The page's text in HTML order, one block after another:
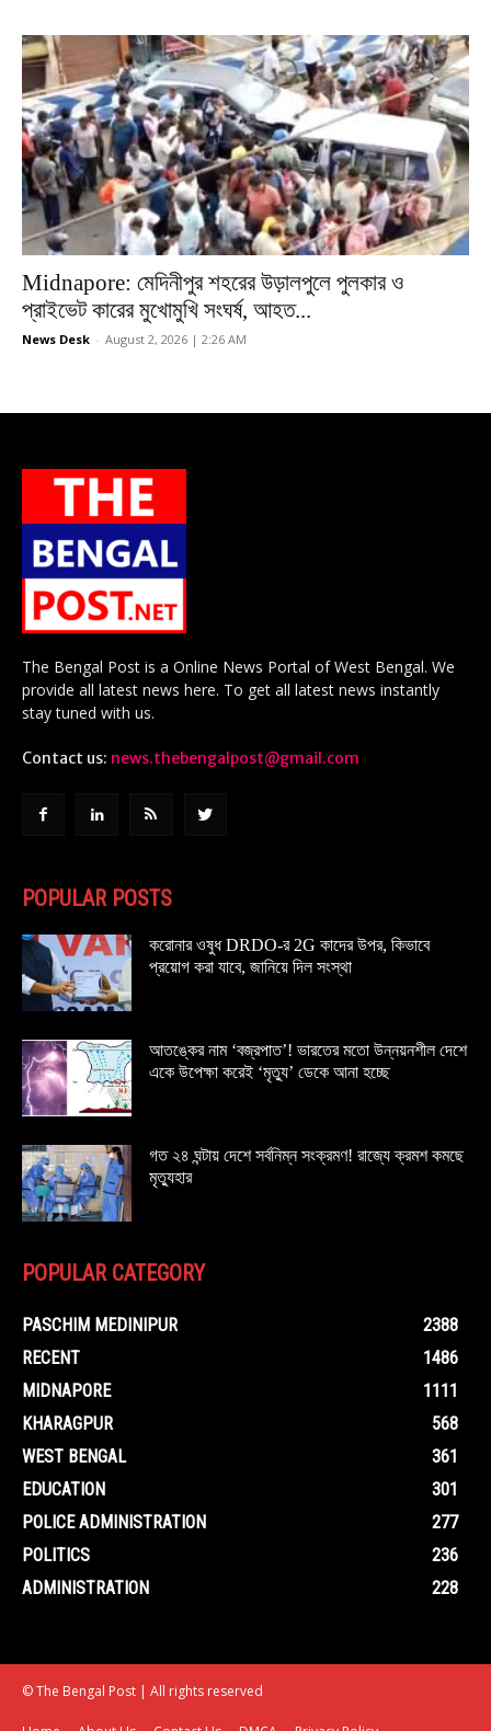
Midnapore: মেদিনীপুর শহরের উড়ালপুলে পুলকার ও
প্রাইভেট কারের মুখোমুখি সংঘর্ষ, আহত...
News Desk - August 2, 2026 | 2:26 AM
The Bengal Post is a Online News Portal of West Bengal. We
provide all latest news here. To get all latest news instantly
stay tuned with us.
Contact us: news.thebengalpost@gmail.com
POPULAR POSTS
করোনার ওষুধ DRDO-র 2G কাদের উপর, কিভাবে
প্রয়োগ করা যাবে, জানিয়ে দিল সংস্থা
আতঙ্কের নাম ‘বজ্রপাত’! ভারতের মতো উন্নয়নশীল দেশে
একে উপেক্ষা করেই ‘মৃত্যু’ ডেকে আনা হচ্ছে
গত ২৪ ঘন্টায় দেশে সর্বনিম্ন সংক্রমণ! রাজ্যে ক্রমশ কমছে
মৃত্যুহার
POPULAR CATEGORY
PASCHIM MEDINIPUR
2388
RECENT
1486
MIDNAPORE
1111
KHARAGPUR
568
WEST BENGAL
361
EDUCATION
301
POLICE ADMINISTRATION
277
POLITICS
236
ADMINISTRATION
228
© The Bengal Post | All rights reserved